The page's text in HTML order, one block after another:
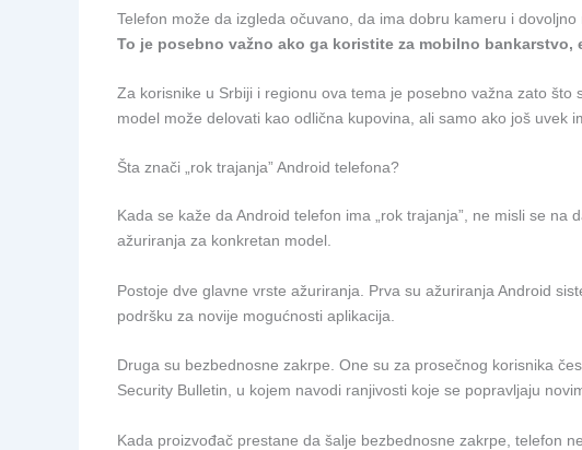
Telefon može da izgleda očuvano, da ima dobru kameru i
To je posebno važno ako ga koristite za mobilno
Za korisnike u Srbiji i regionu ova tema je posebno važna zato
model može delovati kao odlična kupovina, ali samo ako još uvek
Šta znači „rok trajanja” Android telefona?
Kada se kaže da Android telefon ima „rok trajanja”, ne misli se
ažuriranja za konkretan model.
Postoje dve glavne vrste ažuriranja. Prva su ažuriranja Android
podršku za novije mogućnosti aplikacija.
Druga su bezbednosne zakrpe. One su za prosečnog korisnika
Security Bulletin, u kojem navodi ranjivosti koje se popravljaju
Kada proizvođač prestane da šalje bezbednosne zakrpe, telefon